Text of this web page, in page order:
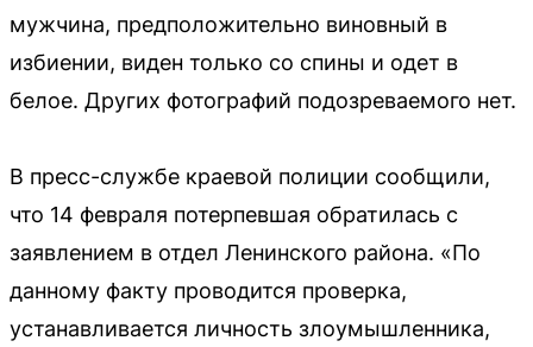
мужчина, предположительно виновный в
избиении, виден только со спины и одет в
белое. Других фотографий подозреваемого нет.
В пресс-службе краевой полиции сообщили,
что 14 февраля потерпевшая обратилась с
заявлением в отдел Ленинского района. «По
данному факту проводится проверка,
устанавливается личность злоумышленника,